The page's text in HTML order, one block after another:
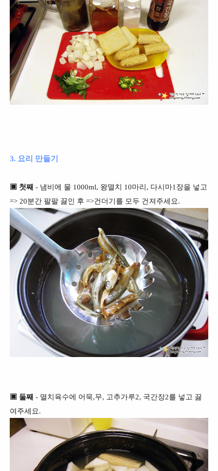
3. 요리 만들기
▣ 첫째 - 냄비에 물 1000ml, 왕멸치 10마리, 다시마1장을 넣고
=> 20분간 팔팔 끓인 후 =>건더기를 모두 건져주세요.
▣ 둘째 - 멸치육수에 어묵,무, 고추가루2, 국간장2를 넣고 끓
여주세요.